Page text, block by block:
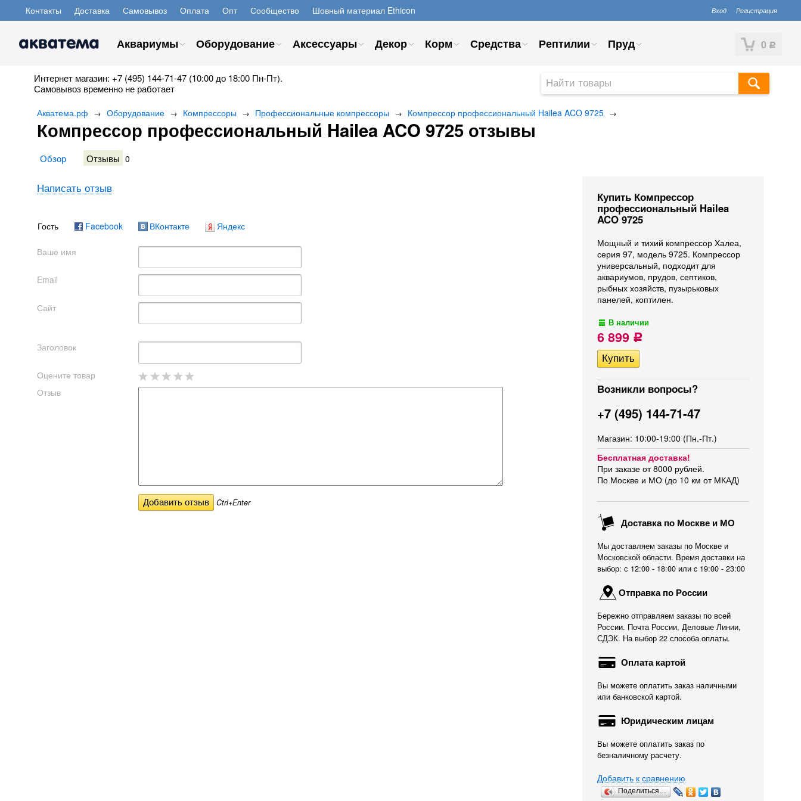
Контакты Доставка Самовывоз Оплата Опт Сообщество Шовный материал Ethicon Вход Регистрация
0 Р
Аквариумы Оборудование Аксессуары Декор Корм Средства Рептилии Пруд
Интернет магазин: +7 (495) 144-71-47 (10:00 до 18:00 Пн-Пт).
Самовывоз временно не работает
Акватема.рф → Оборудование → Компрессоры → Профессиональные компрессоры → Компрессор профессиональный Hailea ACO 9725 →
Компрессор профессиональный Hailea ACO 9725 отзывы
Обзор Отзывы 0
Купить Компрессор
профессиональный Hailea
ACO 9725
Мощный и тихий компрессор Халеа,
серия 97, модель 9725. Компрессор
универсальный, подходит для
аквариумов, прудов, септиков,
рыбных хозяйств, пузырьковых
панелей, коптилен.
В наличии
6 899 Р
Возникли вопросы?
+7 (495) 144-71-47
Магазин: 10:00-19:00 (Пн.-Пт.)
Бесплатная доставка!
При заказе от 8000 рублей.
По Москве и МО (до 10 км от МКАД)
Доставка по Москве и МО
Мы доставляем заказы по Москве и
Московской области. Время доставки на
выбор: с 12:00 - 18:00 или c 19:00 - 23:00
Отправка по России
Бережно отправляем заказы по всей
России. Почта России, Деловые Линии,
СДЭК. На выбор 22 способа оплаты.
Оплата картой
Вы можете оплатить заказ наличными
или банковской картой.
Юридическим лицам
Вы можете оплатить заказ по
безналичному расчету.
Добавить к сравнению
Поделиться…
Написать отзыв
Гость Facebook ВКонтакте Яндекс
Ваше имя
Email
Сайт
Заголовок
Оцените товар
Отзыв
Ctrl+Enter